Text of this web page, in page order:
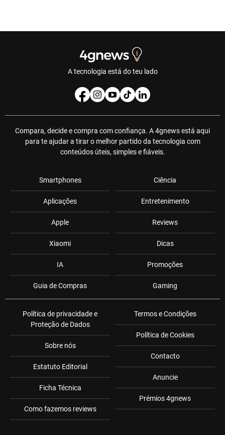
A tecnologia está do teu lado
Compara, decide e compra com confiança. A 4gnews está aqui
para te ajudar a tirar o melhor partido da tecnologia com
conteúdos úteis, simples e fiáveis.
Smartphones
Aplicações
Apple
Xiaomi
IA
Guia de Compras
Ciência
Entretenimento
Reviews
Dicas
Promoções
Gaming
Política de privacidade e
Proteção de Dados
Sobre nós
Estatuto Editorial
Ficha Técnica
Como fazemos reviews
Termos e Condições
Política de Cookies
Contacto
Anuncie
Prémios 4gnews